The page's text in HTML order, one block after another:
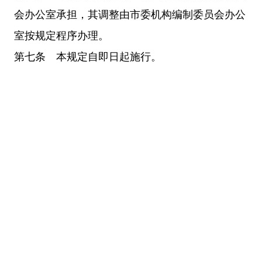
会办公室承担，其调整由市委机构编制委员会办公
室按规定程序办理。
第七条 本规定自即日起施行。